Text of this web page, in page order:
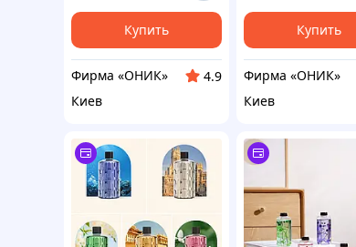
Купить
Фирма «ОНИК»
4.9
Киев
Купить
Фирма «ОНИК»
Киев